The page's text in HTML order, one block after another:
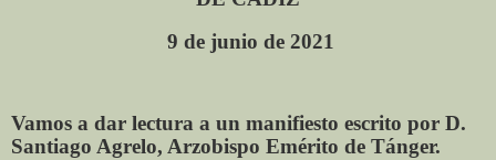
9 de junio de 2021
Vamos a dar lectura a un manifiesto escrito por D.
Santiago Agrelo, Arzobispo Emérito de Tánger.